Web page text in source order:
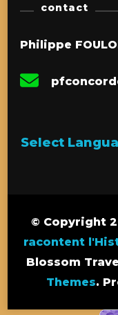
contact
Philippe
Select
© Copyright
racontent
Blossom
Themes.